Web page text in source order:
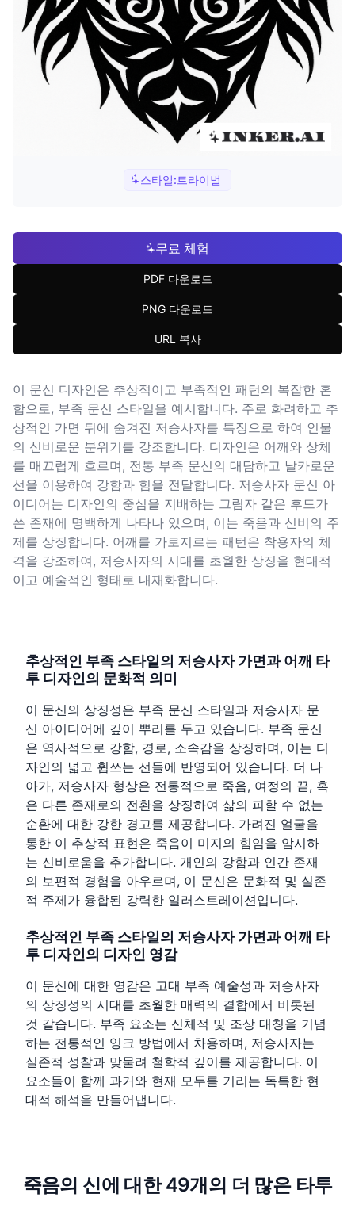
스타일:트라이벌
무료 체험
PDF 다운로드
PNG 다운로드
URL 복사
이 문신 디자인은 추상적이고 부족적인 패턴의 복잡한 혼
합으로, 부족 문신 스타일을 예시합니다. 주로 화려하고 추
상적인 가면 뒤에 숨겨진 저승사자를 특징으로 하여 인물
의 신비로운 분위기를 강조합니다. 디자인은 어깨와 상체
를 매끄럽게 흐르며, 전통 부족 문신의 대담하고 날카로운
선을 이용하여 강함과 힘을 전달합니다. 저승사자 문신 아
이디어는 디자인의 중심을 지배하는 그림자 같은 후드가
쓴 존재에 명백하게 나타나 있으며, 이는 죽음과 신비의 주
제를 상징합니다. 어깨를 가로지르는 패턴은 착용자의 체
격을 강조하여, 저승사자의 시대를 초월한 상징을 현대적
이고 예술적인 형태로 내재화합니다.
추상적인 부족 스타일의 저승사자 가면과 어깨 타
투 디자인의 문화적 의미
이 문신의 상징성은 부족 문신 스타일과 저승사자 문
신 아이디어에 깊이 뿌리를 두고 있습니다. 부족 문신
은 역사적으로 강함, 경로, 소속감을 상징하며, 이는 디
자인의 넓고 휩쓰는 선들에 반영되어 있습니다. 더 나
아가, 저승사자 형상은 전통적으로 죽음, 여정의 끝, 혹
은 다른 존재로의 전환을 상징하여 삶의 피할 수 없는
순환에 대한 강한 경고를 제공합니다. 가려진 얼굴을
통한 이 추상적 표현은 죽음이 미지의 힘임을 암시하
는 신비로움을 추가합니다. 개인의 강함과 인간 존재
의 보편적 경험을 아우르며, 이 문신은 문화적 및 실존
적 주제가 융합된 강력한 일러스트레이션입니다.
추상적인 부족 스타일의 저승사자 가면과 어깨 타
투 디자인의 디자인 영감
이 문신에 대한 영감은 고대 부족 예술성과 저승사자
의 상징성의 시대를 초월한 매력의 결합에서 비롯된
것 같습니다. 부족 요소는 신체적 및 조상 대칭을 기념
하는 전통적인 잉크 방법에서 차용하며, 저승사자는
실존적 성찰과 맞물려 철학적 깊이를 제공합니다. 이
요소들이 함께 과거와 현재 모두를 기리는 독특한 현
대적 해석을 만들어냅니다.
죽음의 신에 대한 49개의 더 많은 타투